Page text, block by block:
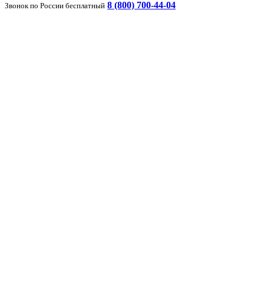
Звонок по России бесплатный 8 (800) 700-44-04